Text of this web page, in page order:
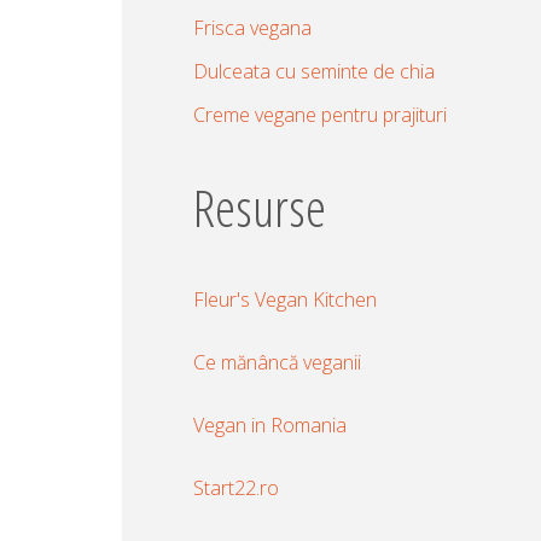
Frisca vegana
Dulceata cu seminte de chia
Creme vegane pentru prajituri
Resurse
Fleur's Vegan Kitchen
Ce mănâncă veganii
Vegan in Romania
Start22.ro